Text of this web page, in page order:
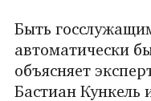
Быть
автоматически
объясняет
Бастиан Кункель